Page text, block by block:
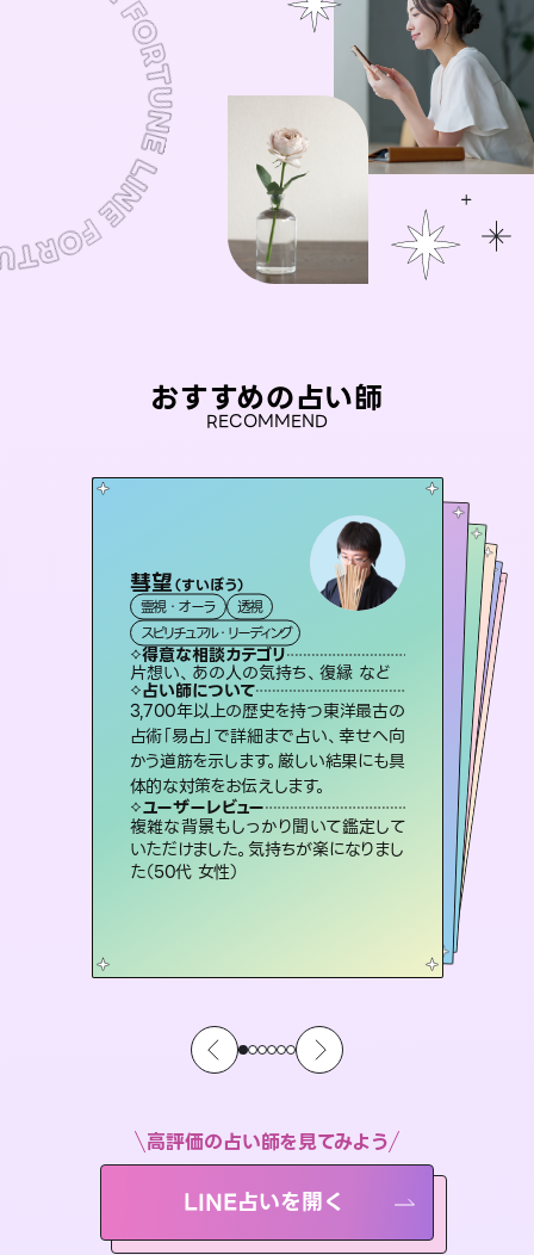
おすすめの占い師
RECOMMEND
彗望（すいぼう）
霊視・オーラ
透視
スピリチュアル・リーディング
得意な相談カテゴリ
片想い、あの人の気持ち、復縁 など
占い師について
3,700年以上の歴史を持つ東洋最古の
占術「易占」で詳細まで占い、幸せへ向
かう道筋を示します。厳しい結果にも具
体的な対策をお伝えします。
ユーザーレビュー
複雑な背景もしっかり聞いて鑑定して
いただけました。気持ちが楽になりまし
た（50代 女性）
アイリス -iris-
西洋占星術 タロット
ルーン
得意な相談カテゴリ
恋愛総合、片想い、二人の未来 など
占い師について
復縁、恋愛、不倫の行方、同性愛や片
思い、仕事関係や借金問題まで知りた
いことや心の負担になっていることを
紐解き、背中をそっと押して導きます。
ユーザーレビュー
安心感のあり、言い切ってくれる所や濁
さない鑑定のおかげで、毎回自分の気
持ちを整えられます（30代 男性）
セラピスト理恵
霊視・オーラ
スピリチュアル・リーディング
得意な相談カテゴリ
片想い、二人の未来、年の差 など
占い師について
連絡再開、復縁、成就などの報告実績
多数。セラピストとして2万超の施術経
験があるからこそできる鑑定で、より良
い未来をサポートします。
ユーザーレビュー
とても心温まる鑑定でした。しかもこち
らは何も言っていないのに視えていらっ
しゃるんだなと驚きです（30代女性）
おう 霊感オラクル
霊視・オーラ
オラクルカード
得意な相談カテゴリ
恋愛総合、あの人の気持ち など
占い師について
霊視×オラクルカードを使って「今」と「未来」そして「気になるあの人の気持ち」まで丁寧に読み解き、恋や人生のヒントを優しく引き出します。
ユーザーレビュー
不安な気持ちが嘘みたいに晴れまし
た…！よく視えていらっしゃるんだなと
感じました（40代 女性）
未来視師＊花
霊視・オーラ
スピリチュアル・リーディング
得意な相談カテゴリ
出逢い、片想い、復縁 など
占い師について
未来には何パターンもの選択肢があり
ます。不安で視えにくくなっているあな
たの素敵な未来を見つけ、その未来を
選択できるようアドバイスします。
ユーザーレビュー
職場の人の性質や人間関係、本心など
本当によく視えていてびっくり。対策が
打てて前向きになれます（40代）
桃源珠羽
霊視・オーラ タロット
スピリチュアル・リーディング
得意な相談カテゴリ
片想い、あの人の気持ち、復縁 など
占い師について
恋愛のお悩みの中でも特に「曖昧な関
係」の相談を得意としており、友達以上
恋人未満なお相手との今後や本音を丁
寧に読み解き恋愛成就へと導きます。
ユーザーレビュー
鑑定していただいてアドバイス通りに行
動すると仲が復活してきました。ありが
とうございました（40代 女性）
高評価の占い師を見てみよう
LINE占いを開く